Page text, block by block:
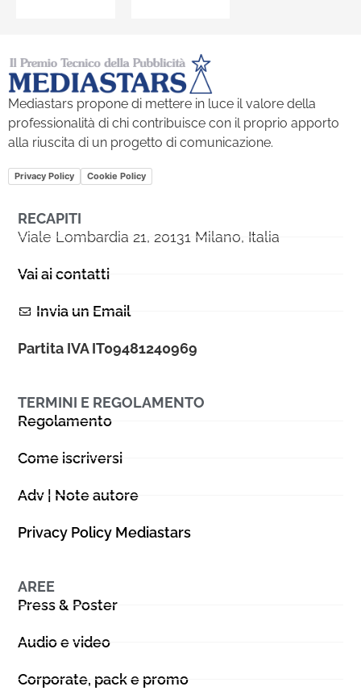
Mediastars propone di mettere in luce il valore della
professionalità di chi contribuisce con il proprio apporto
alla riuscita di un progetto di comunicazione.
Privacy Policy Cookie Policy
RECAPITI
Viale Lombardia 21, 20131 Milano, Italia
Vai ai contatti
Invia un Email
Partita IVA IT09481240969
TERMINI E REGOLAMENTO
Regolamento
Come iscriversi
Adv | Note autore
Privacy Policy Mediastars
AREE
Press & Poster
Audio e video
Corporate, pack e promo